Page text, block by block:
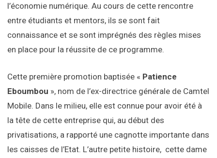
l’économie numérique. Au cours de cette rencontre
entre étudiants et mentors, ils se sont fait
connaissance et se sont imprégnés des règles mises
en place pour la réussite de ce programme.
Cette première promotion baptisée « Patience
Eboumbou », nom de l’ex-directrice générale de Camtel
Mobile. Dans le milieu, elle est connue pour avoir été à
la tête de cette entreprise qui, au début des
privatisations, a rapporté une cagnotte importante dans
les caisses de l’Etat. L’autre petite histoire, cette dame